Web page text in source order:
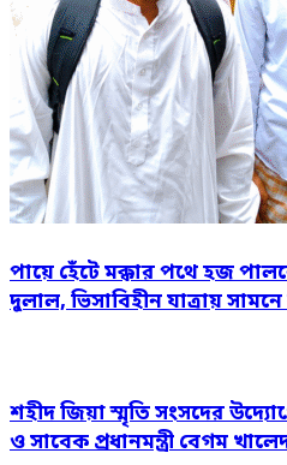
পায়ে হেঁটে মক্কার পথে হজ
দুলাল, ভিসাবিহীন যাত্রায়
শহীদ জিয়া স্মৃতি সংসদের
ও সাবেক প্রধানমন্ত্রী বেগম